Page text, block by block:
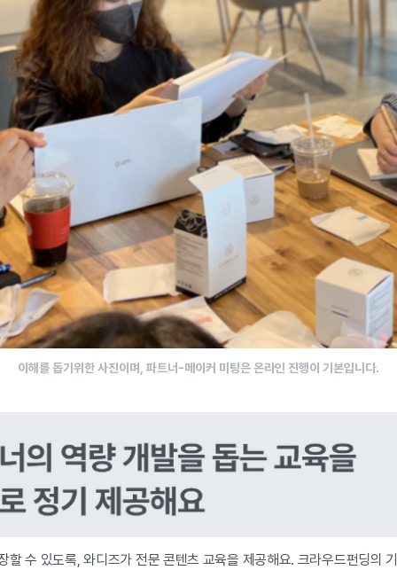
이해를 돕기위한 사진이며, 파트너-메이커 미팅은 온라인 진행이 기본입니다.
할 수 있도록, 와디즈가 전문 콘텐츠 교육을 제공해요. 크라우드펀딩의